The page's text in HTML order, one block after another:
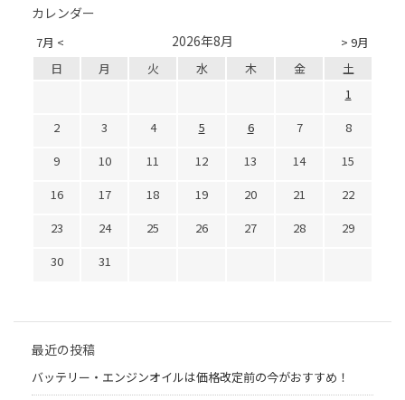
カレンダー
7月 < > 9月
2026年8月
日 月 火 水 木 金
土
1
2
3 4 5 6 7
8
9
10 11 12 13 14
15
16
17 18 19 20 21
22
23
24 25 26 27 28
29
30
31
最近の投稿
バッテリー・エンジンオイルは価格改定前の今がおすすめ！